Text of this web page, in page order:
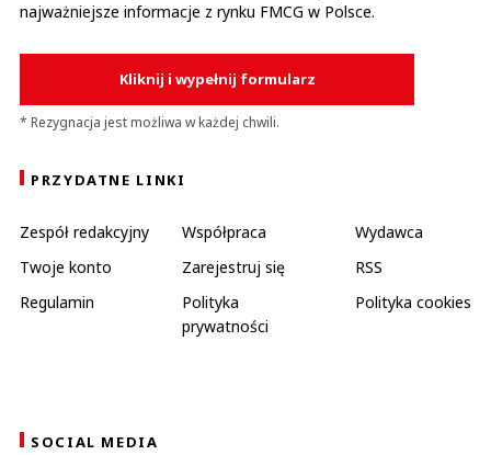
najważniejsze informacje z rynku FMCG w Polsce.
Kliknij i wypełnij formularz
* Rezygnacja jest możliwa w każdej chwili.
PRZYDATNE LINKI
Zespół redakcyjny Współpraca
Wydawca
Twoje konto
Zarejestruj się
RSS
Regulamin
Polityka
prywatności
Polityka cookies
SOCIAL MEDIA